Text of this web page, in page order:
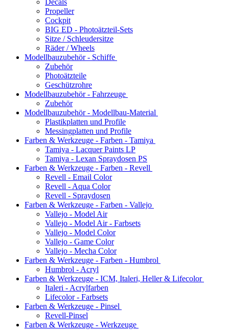
Propeller
Cockpit
BIG ED - Photoätzteil-Sets
Sitze / Schleudersitze
Räder / Wheels
Modellbauzubehör - Schiffe
Zubehör
Photoätzteile
Geschützrohre
Modellbauzubehör - Fahrzeuge
Zubehör
Modellbauzubehör - Modellbau-Material
Plastikplatten und Profile
Messingplatten und Profile
Farben & Werkzeuge - Farben - Tamiya
Tamiya - Lacquer Paints LP
Tamiya - Lexan Spraydosen PS
Farben & Werkzeuge - Farben - Revell
Revell - Email Color
Revell - Aqua Color
Revell - Spraydosen
Farben & Werkzeuge - Farben - Vallejo
Vallejo - Model Air
Vallejo - Model Air - Farbsets
Vallejo - Model Color
Vallejo - Game Color
Vallejo - Mecha Color
Farben & Werkzeuge - Farben - Humbrol
Humbrol - Acryl
Farben & Werkzeuge - ICM, Italeri, Heller & Lifecolor
Italeri - Acrylfarben
Lifecolor - Farbsets
Farben & Werkzeuge - Pinsel
Revell-Pinsel
Farben & Werkzeuge - Werkzeuge